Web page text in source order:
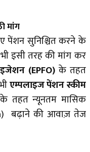
मांग
पेंशन सुनिश्चित करने के
इसी तरह की मांग कर
(EPFO)के तहत
एम्पलाइज पेंशन स्कीम
के तहत न्यूनतम मासिक
बढ़ाने की आवाज़ तेज